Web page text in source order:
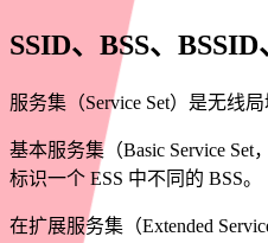
SSID、BSS、
服务集（Service Set）是无线
基本服务集（Basic Service
标识一个 ESS 中不同的 BSS。
在扩展服务集（Extended